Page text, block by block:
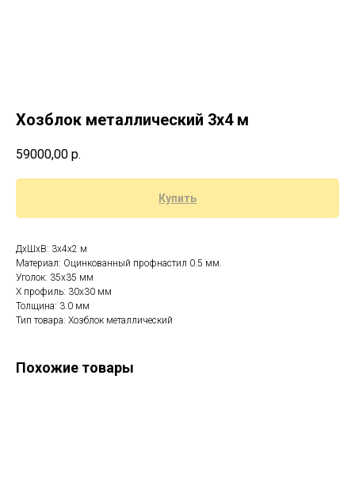
Хозблок металлический 3х4 м
59000,00 р.
Купить
ДхШхВ: 3x4x2 м
Материал: Оцинкованный профнастил 0.5 мм.
Уголок: 35х35 мм
Х профиль: 30х30 мм
Толщина: 3.0 мм
Тип товара: Хозблок металлический
Похожие товары